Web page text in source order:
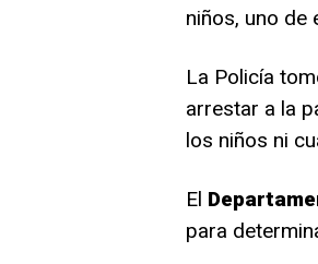
niños, uno de
La Policía
arrestar a la
los niños ni
El
para